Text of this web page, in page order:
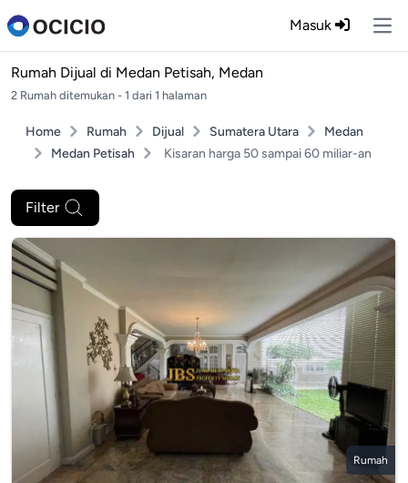
Masuk
Rumah Dijual di Medan Petisah, Medan
2 Rumah ditemukan - 1 dari 1 halaman
Home Rumah Dijual Sumatera Utara
Medan
Medan Petisah
Kisaran harga 50 sampai 60 miliar-an
Filter
Rumah